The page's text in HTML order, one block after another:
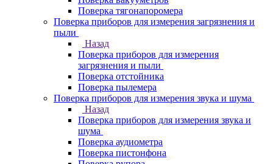
Поверка тягонапоромера
Поверка приборов для измерения загрязнения и
пыли
Назад
Поверка приборов для измерения
загрязнения и пыли
Поверка отстойника
Поверка пылемера
Поверка приборов для измерения звука и шума
Назад
Поверка приборов для измерения звука и
шума
Поверка аудиометра
Поверка пистонфона